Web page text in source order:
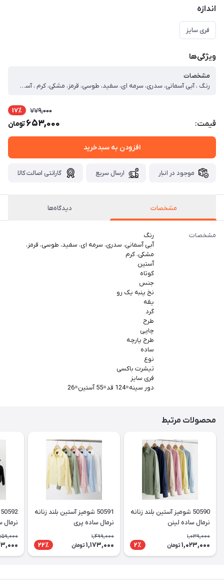
اندازه
فری سایز
ویژگی‌ها
مشخصات
رنگ ، آبی آسمانی، سدری، سرمه ای، سفید، طوسی، قرمز، مشکی، کرم ، آستین ، کوتاه ، جنس ، نخ پنبه یک رو ، یقه ، گرد ، طرح ، چاپی ، طرح پارچه ، ساده ، نوع ، تیشرت باکسی ، فری سایز ، دور سینه=124 قد=55 آستین=26
قیمت:
779,000 17٪
653,000تومان
افزودن به سبدخرید
موجود در انبار ارسال سریع گارانتی اصالت کالا
مشخصات دیدگاه‌ها
مشخصات
رنگ
آبی آسمانی، سدری، سرمه ای، سفید، طوسی، قرمز،
مشکی، کرم
آستین
کوتاه
جنس
نخ پنبه یک رو
یقه
گرد
طرح
چاپی
طرح پارچه
ساده
نوع
تیشرت باکسی
فری سایز
دور سینه=124 قد=55 آستین=26
محصولات مرتبط
50590 شومیز آستین بلند زنانه
نرمال ساده لینن
1,039,000
1,023,000 تومان 2٪
50591 شومیز آستین بلند زنانه
نرمال ساده پری
1,499,000
1,173,000 تومان 22٪
نرمال